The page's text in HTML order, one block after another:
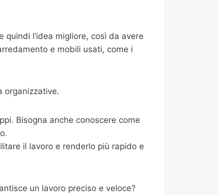
quindi l’idea migliore, così da avere
e mobili usati, come i
organizzative.
Bisogna anche conoscere come
il lavoro e renderlo più rapido e
un lavoro preciso e veloce?